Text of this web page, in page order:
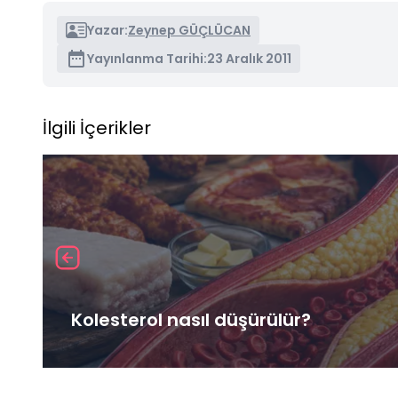
Yazar:Zeynep GÜÇLÜCAN
Yayınlanma Tarihi:23 Aralık 2011
İlgili İçerikler
Kolesterol nasıl düşürülür?